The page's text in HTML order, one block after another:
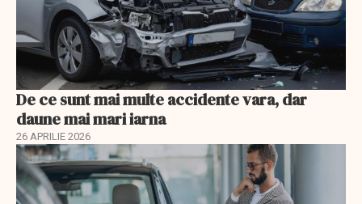
De ce sunt mai multe accidente vara, dar
daune mai mari iarna
26 APRILIE 2026